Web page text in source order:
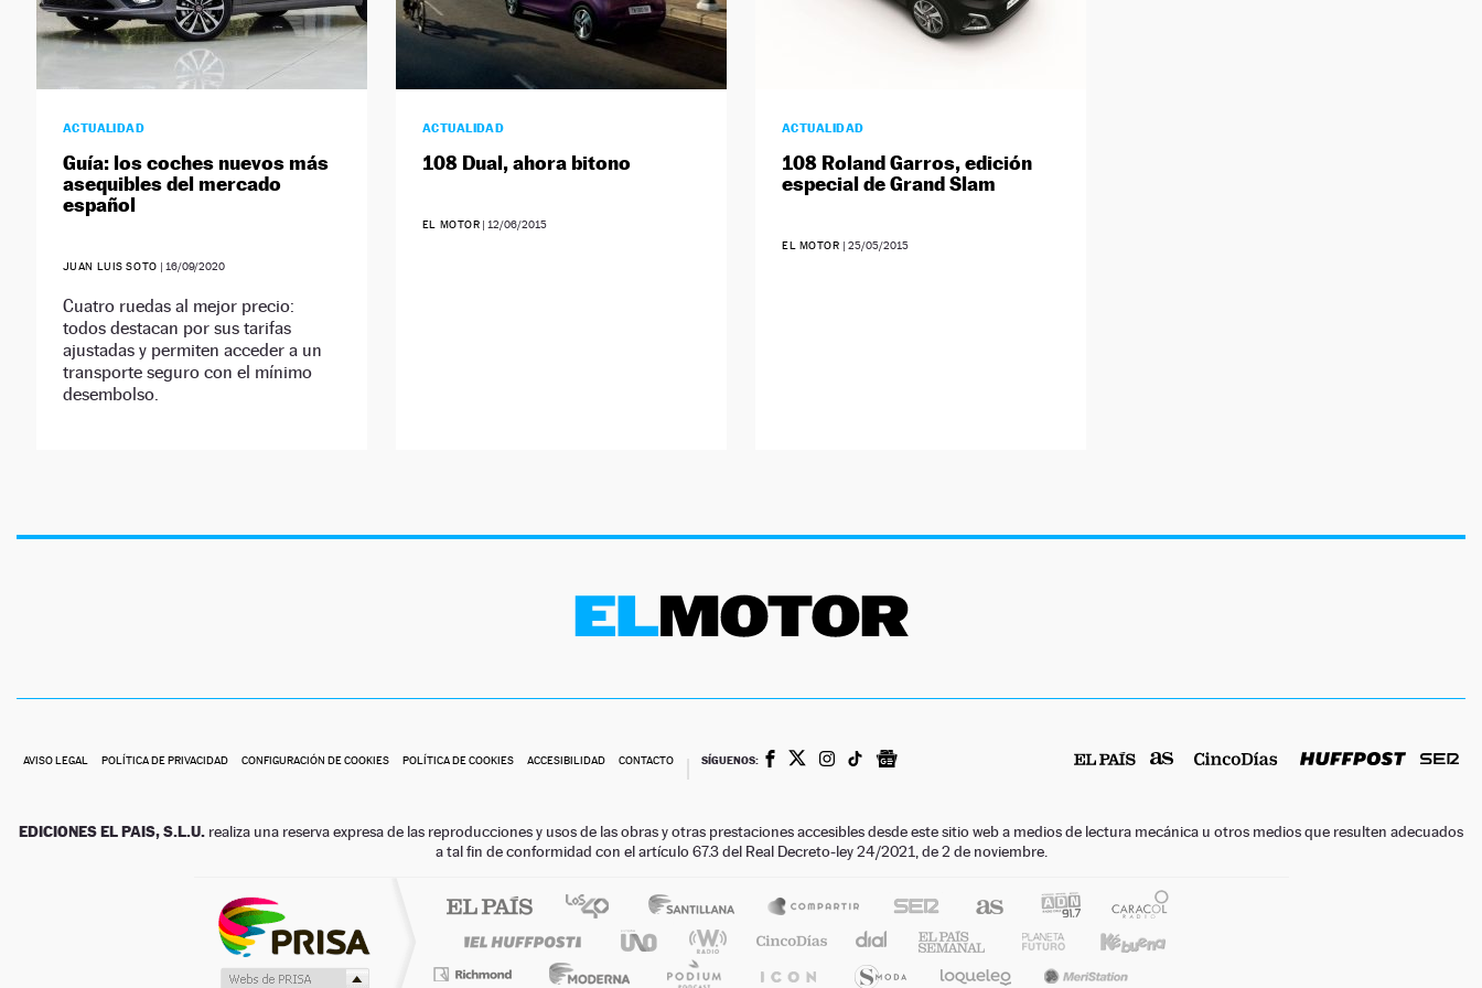
ACTUALIDAD
Guía: los coches nuevos más
asequibles del mercado
español
JUAN LUIS SOTO | 16/09/2020
Cuatro ruedas al mejor precio:
todos destacan por sus tarifas
ajustadas y permiten acceder a un
transporte seguro con el mínimo
desembolso.
ACTUALIDAD
108 Dual, ahora bitono
EL MOTOR | 12/06/2015
ACTUALIDAD
108 Roland Garros, edición
especial de Grand Slam
EL MOTOR | 25/05/2015
AVISO LEGAL POLÍTICA DE PRIVACIDAD CONFIGURACIÓN DE COOKIES POLÍTICA DE COOKIES ACCESIBILIDAD CONTACTO SÍGUENOS:
EDICIONES EL PAIS, S.L.U. realiza una reserva expresa de las reproducciones y usos de las obras y otras prestaciones accesibles desde este sitio web a medios de lectura mecánica u otros medios que resulten adecuados
a tal fin de conformidad con el artículo 67.3 del Real Decreto-ley 24/2021, de 2 de noviembre.